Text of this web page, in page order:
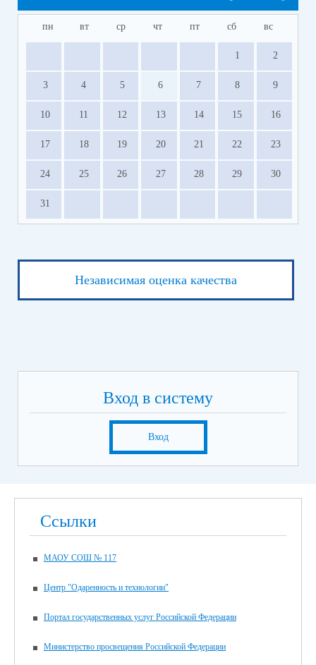
пн вт ср чт пт сб вс
1 2
3 4 5 6 7 8 9
10 11 12 13 14 15 16
17 18 19 20 21 22 23
24 25 26 27 28 29 30
31
Независимая оценка качества
Вход в систему
Вход
Ссылки
МАОУ СОШ № 117
Центр "Одаренность и технологии"
Портал государственных услуг Российской Федерации
Министерство просвещения Российской Федерации